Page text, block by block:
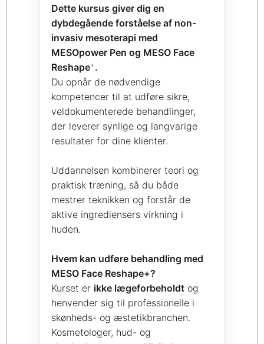
Dette kursus giver dig en
dybdegående forståelse af non-
invasiv mesoterapi med
MESOpower Pen og MESO Face
Reshape+.
Du opnår de nødvendige
kompetencer til at udføre sikre,
veldokumenterede behandlinger,
der leverer synlige og langvarige
resultater for dine klienter.
Uddannelsen kombinerer teori og
praktisk træning, så du både
mestrer teknikken og forstår de
aktive ingrediensers virkning i
huden.
Hvem kan udføre behandling med
MESO Face Reshape+?
Kurset er ikke lægeforbeholdt og
henvender sig til professionelle i
skønheds- og æstetikbranchen.
Kosmetologer, hud- og